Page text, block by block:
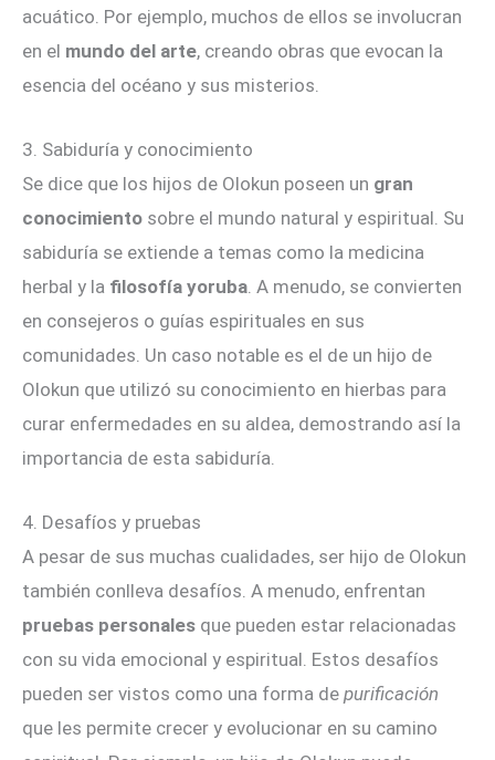
acuático. Por ejemplo, muchos de ellos se involucran
en el mundo del arte, creando obras que evocan la
esencia del océano y sus misterios.
3. Sabiduría y conocimiento
Se dice que los hijos de Olokun poseen un gran
conocimiento sobre el mundo natural y espiritual. Su
sabiduría se extiende a temas como la medicina
herbal y la filosofía yoruba . A menudo, se convierten
en consejeros o guías espirituales en sus
comunidades. Un caso notable es el de un hijo de
Olokun que utilizó su conocimiento en hierbas para
curar enfermedades en su aldea, demostrando así la
importancia de esta sabiduría.
4. Desafíos y pruebas
A pesar de sus muchas cualidades, ser hijo de Olokun
también conlleva desafíos. A menudo, enfrentan
pruebas personales que pueden estar relacionadas
con su vida emocional y espiritual. Estos desafíos
pueden ser vistos como una forma de purificación
que les permite crecer y evolucionar en su camino